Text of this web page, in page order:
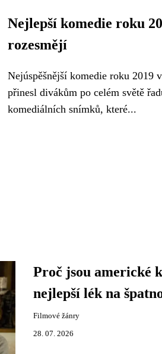
Nejlepší komedie roku
rozesmějí
Nejúspěšnější komedie roku 2019
přinesl divákům po celém světě
komediálních snímků, které...
Proč jsou americké
nejlepší lék na
Filmové žánry
28. 07. 2026